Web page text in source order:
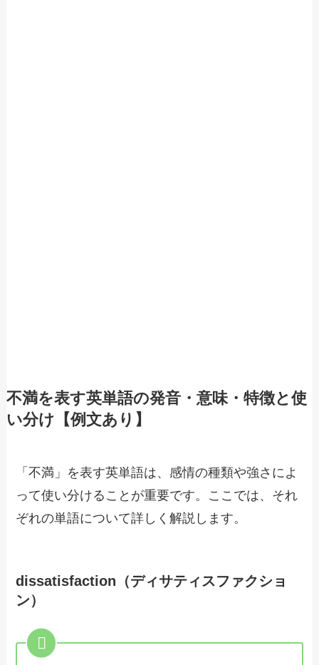
不満を表す英単語の発音・意味・特徴と使
い分け【例文あり】
「不満」を表す英単語は、感情の種類や強さによ
って使い分けることが重要です。ここでは、それ
ぞれの単語について詳しく解説します。
dissatisfaction（ディサティスファクショ
ン）